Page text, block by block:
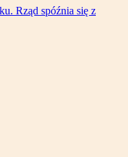
Rząd spóźnia się z